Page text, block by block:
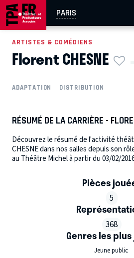
PARIS
AIX-MARSEILLE
EN TOURNÉE
ARTISTES & COMÉDIENS
Florent CHESNE
ADAPTATION DISTRIBUTION
RÉSUMÉ DE LA CARRIÈRE -
Découvrez le résumé de l'activité
CHESNE dans nos salles depuis son
au Théâtre Michel à partir du 03/02/
Pièces
5
368
Genres les
Jeune public